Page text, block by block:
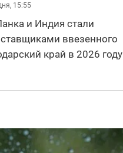
15:55
и Индия стали
ввезенного
край в 2026 году